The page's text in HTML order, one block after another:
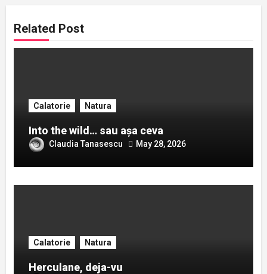
Related Post
Calatorie Natura
Into the wild… sau așa ceva
Claudia Tanasescu May 28, 2026
Calatorie Natura
Herculane, deja-vu